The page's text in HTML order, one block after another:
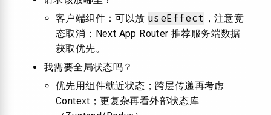
客户端组件：可以放 useEffect ，注意竞
态取消；Next App Router 推荐服务端数据
获取优先。
我需要全局状态吗？
优先用组件就近状态；跨层传递再考虑
Context；更复杂再看外部状态库